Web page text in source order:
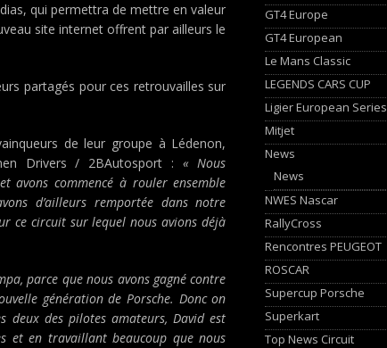
qui permettra de mettre en valeur
site internet offrent par ailleurs le
partagés pour ces retrouvailles sur
de leur groupe à Lédenon,
Drivers / 2BAutosport : « Nous
avons commencé à rouler ensemble
d’ailleurs remportée dans notre
ce circuit sur lequel nous avions déjà
parce que nous avons gagné contre
génération de Porsche. Donc on
deux des pilotes amateurs, David est
et en travaillant beaucoup que nous
GT4 Europe
GT4 European
Le Mans Classic
LEGENDS CARS CUP
Ligier European Series
Mitjet
News
News
NWES Nascar
RallyCross
Rencontres PEUGEOT
ROSCAR
Supercup Porsche
Superkart
Top News Circuit